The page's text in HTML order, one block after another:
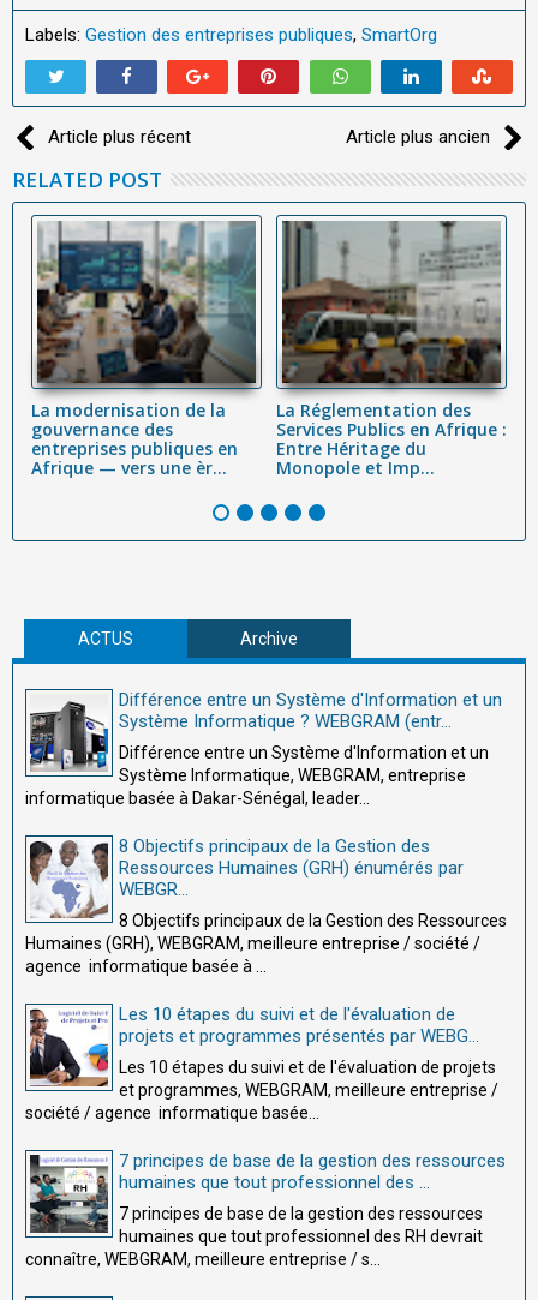
Labels: Gestion des entreprises publiques, SmartOrg
Article plus récent Article plus ancien
RELATED POST
La modernisation de la
gouvernance des
entreprises publiques en
Afrique — vers une èr...
La Réglementation des
Services Publics en Afrique :
Entre Héritage du
Monopole et Imp...
ACTUS Archive
Différence entre un Système d'Information et un
Système Informatique ? WEBGRAM (entr...
Différence entre un Système d'Information et un
Système Informatique, WEBGRAM, entreprise
informatique basée à Dakar-Sénégal, leader...
8 Objectifs principaux de la Gestion des
Ressources Humaines (GRH) énumérés par
WEBGR...
8 Objectifs principaux de la Gestion des Ressources
Humaines (GRH), WEBGRAM, meilleure entreprise / société /
agence informatique basée à ...
Les 10 étapes du suivi et de l'évaluation de
projets et programmes présentés par WEBG...
Les 10 étapes du suivi et de l'évaluation de projets
et programmes, WEBGRAM, meilleure entreprise /
société / agence informatique basée...
7 principes de base de la gestion des ressources
humaines que tout professionnel des ...
7 principes de base de la gestion des ressources
humaines que tout professionnel des RH devrait
connaître, WEBGRAM, meilleure entreprise / s...